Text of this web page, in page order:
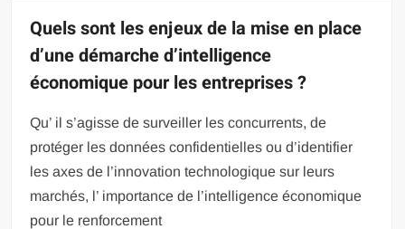
Quels sont les enjeux de la mise en place
d’une démarche d’intelligence
économique pour les entreprises ?
Qu’ il s’agisse de surveiller les concurrents, de
protéger les données confidentielles ou d’identifier
les axes de l’innovation technologique sur leurs
marchés, l’ importance de l’intelligence économique
pour le renforcement